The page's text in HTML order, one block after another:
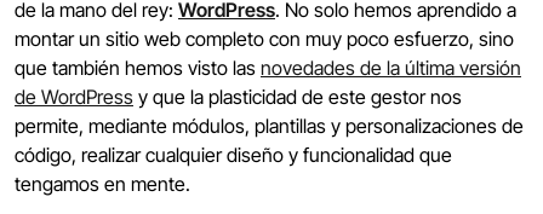
de la mano del rey: WordPress. No solo hemos aprendido a
montar un sitio web completo con muy poco esfuerzo, sino
que también hemos visto las novedades de la última versión
de WordPress y que la plasticidad de este gestor nos
permite, mediante módulos, plantillas y personalizaciones de
código, realizar cualquier diseño y funcionalidad que
tengamos en mente.